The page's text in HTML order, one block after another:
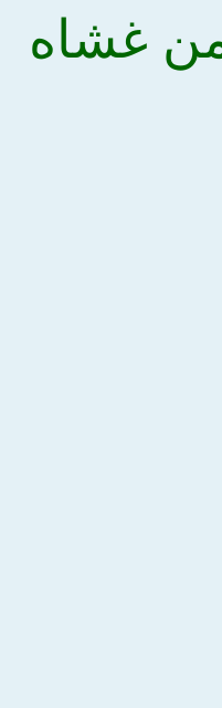
من غشاه